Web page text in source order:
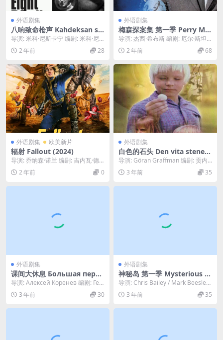
外语剧集
八响致命枪声 Kahdeksan su
rmanluotia (1972)
导演: 米科·尼斯卡宁 编剧: 米科·尼
斯卡宁 主演: Tarja-Tuulik...
2 年前 28
外语剧集
梅森探案集 第一季 Perry Ma
son Season 1 (1957)
导演: 杰西·希布斯 编剧: 厄尔·斯坦
利·加德纳 主演: 雷蒙德·布尔 / 芭...
2 年前 68
外语剧集 欧美新片
辐射 Fallout (2024)
导演: 乔纳森·诺兰 编剧: 吉内瓦·德
沃莱特-罗宾森 / 格雷厄姆·瓦格纳
主...2 年前 0
外语剧集
白色的石头 Den vita stenen
(1973)
导演: Göran Graffman 编剧: 贡内
尔·林德 主演: Julia ...
3 年前 35
外语剧集
课间大休息 Большая пере
мена (1972)
导演: Алексей Коренев 编剧: Гео
ргий Садовник...
3 年前 30
外语剧集
神秘岛 第一季 Mysterious Is
land Season 1 (1995)
导演: Chris Bailey / Mark Beesley
主演: Alan...
3 年前 35